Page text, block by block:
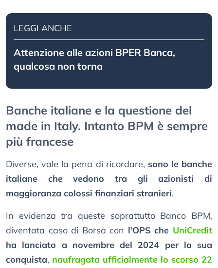
LEGGI ANCHE
Attenzione alle azioni BPER Banca,
qualcosa non torna
Banche italiane e la questione del
made in Italy. Intanto BPM è sempre
più francese
Diverse, vale la pena di ricordare, sono le banche
italiane che vedono tra gli azionisti di
maggioranza colossi finanziari stranieri.
In evidenza tra queste soprattutto Banco BPM,
diventata caso di Borsa con l’OPS che UniCredit
ha lanciato a novembre del 2024 per la sua
conquista, naufragata ufficialmente lo scorso 22